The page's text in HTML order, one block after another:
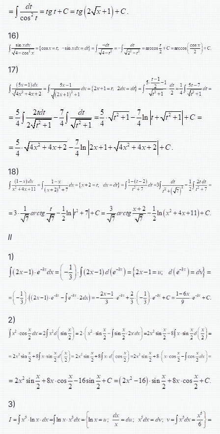
16)
17)
18)
II
1)
2)
3)